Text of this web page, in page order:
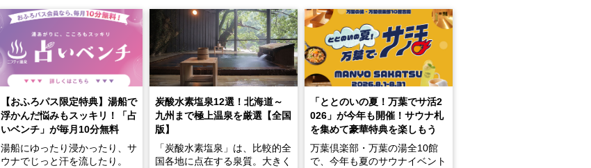
【おふろパス限定特典】湯船で
浮かんだ悩みもスッキリ！「占
いベンチ」が毎月10分無料
湯船にゆったり浸かったり、サ
ウナでじっと汗を流したり。
炭酸水素塩泉12選！北海道～
九州まで極上温泉を厳選【全国
版】
「炭酸水素塩泉」は、比較的全
国各地に点在する泉質。大きく
「ととのいの夏！万葉でサ活2
026」が今年も開催！サウナ札
を集めて豪華特典を楽しもう
万葉倶楽部・万葉の湯全10館
で、今年も夏のサウナイベント